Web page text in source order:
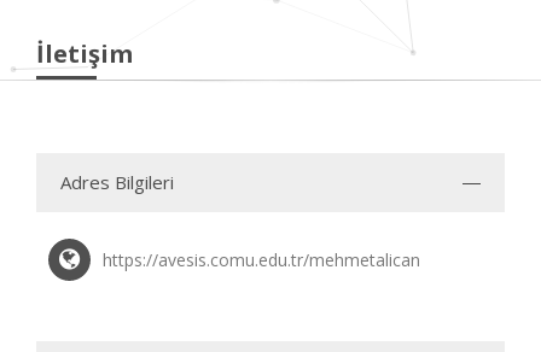
İletişim
Adres Bilgileri
https://avesis.comu.edu.tr/mehmetalican